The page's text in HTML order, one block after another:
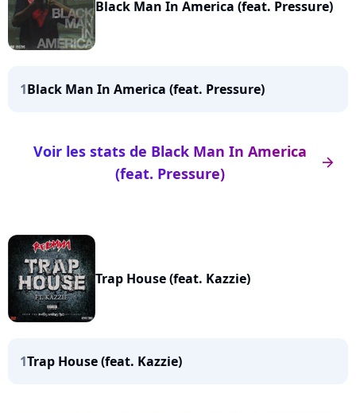
Black Man In America (feat. Pressure)
1Black Man In America (feat. Pressure)
arrow_right
Voir les stats de Black Man In America
(feat. Pressure)
Trap House (feat. Kazzie)
1Trap House (feat. Kazzie)